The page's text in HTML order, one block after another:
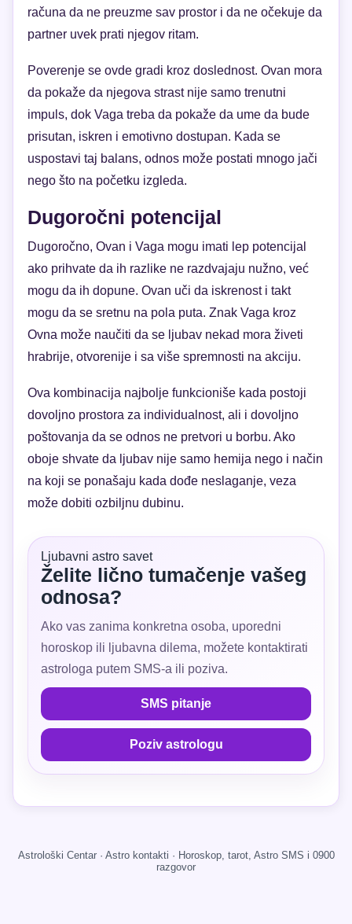
računa da ne preuzme sav prostor i da ne očekuje da
partner uvek prati njegov ritam.
Poverenje se ovde gradi kroz doslednost. Ovan mora
da pokaže da njegova strast nije samo trenutni
impuls, dok Vaga treba da pokaže da ume da bude
prisutan, iskren i emotivno dostupan. Kada se
uspostavi taj balans, odnos može postati mnogo jači
nego što na početku izgleda.
Dugoročni potencijal
Dugoročno, Ovan i Vaga mogu imati lep potencijal
ako prihvate da ih razlike ne razdvajaju nužno, već
mogu da ih dopune. Ovan uči da iskrenost i takt
mogu da se sretnu na pola puta. Znak Vaga kroz
Ovna može naučiti da se ljubav nekad mora živeti
hrabrije, otvorenije i sa više spremnosti na akciju.
Ova kombinacija najbolje funkcioniše kada postoji
dovoljno prostora za individualnost, ali i dovoljno
poštovanja da se odnos ne pretvori u borbu. Ako
oboje shvate da ljubav nije samo hemija nego i način
na koji se ponašaju kada dođe neslaganje, veza
može dobiti ozbiljnu dubinu.
Ljubavni astro savet
Želite lično tumačenje vašeg
odnosa?
Ako vas zanima konkretna osoba, uporedni
horoskop ili ljubavna dilema, možete kontaktirati
astrologa putem SMS-a ili poziva.
SMS pitanje
Poziv astrologu
Astrološki Centar · Astro kontakti · Horoskop, tarot, Astro SMS i 0900
razgovor